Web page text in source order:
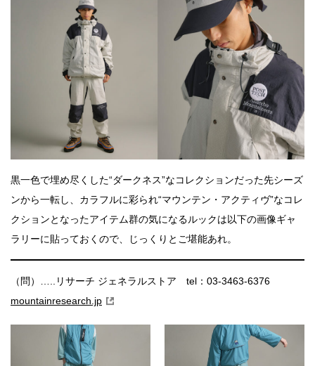
黒一色で埋め尽くした“ダークネス”なコレクションだった先シーズ
ンから一転し、カラフルに彩られ“マウンテン・アクティヴ”なコレ
クションとなったアイテム群の気になるルックは以下の画像ギャ
ラリーに貼っておくので、じっくりとご堪能あれ。
（問）…..リサーチ ジェネラルストア tel：03-3463-6376
mountainresearch.jp